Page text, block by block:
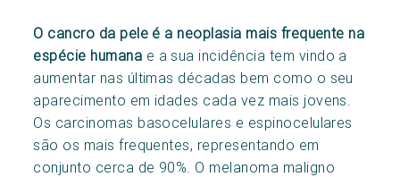
O cancro da pele é a neoplasia mais frequente na
espécie humana e a sua incidência tem vindo a
aumentar nas últimas décadas bem como o seu
aparecimento em idades cada vez mais jovens.
Os carcinomas basocelulares e espinocelulares
são os mais frequentes, representando em
conjunto cerca de 90%. O melanoma maligno